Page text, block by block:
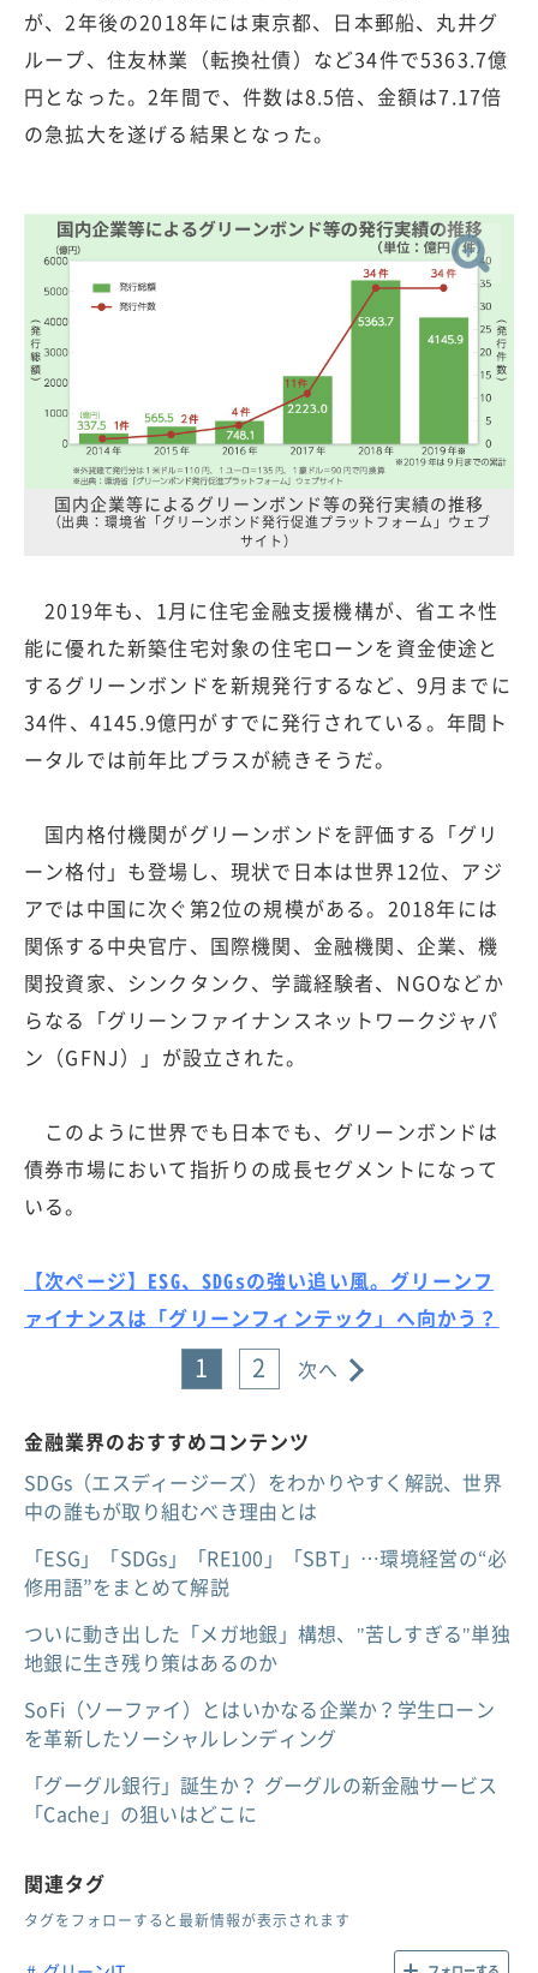
が、2年後の2018年には東京都、日本郵船、丸井グ
ループ、住友林業（転換社債）など34件で5363.7億
円となった。2年間で、件数は8.5倍、金額は7.17倍
の急拡大を遂げる結果となった。
国内企業等によるグリーンボンド等の発行実績の推移
（出典：環境省「グリーンボンド発行促進プラットフォーム」ウェブ
サイト）
2019年も、1月に住宅金融支援機構が、省エネ性
能に優れた新築住宅対象の住宅ローンを資金使途と
するグリーンボンドを新規発行するなど、9月までに
34件、4145.9億円がすでに発行されている。年間ト
ータルでは前年比プラスが続きそうだ。
国内格付機関がグリーンボンドを評価する「グリ
ーン格付」も登場し、現状で日本は世界12位、アジ
アでは中国に次ぐ第2位の規模がある。2018年には
関係する中央官庁、国際機関、金融機関、企業、機
関投資家、シンクタンク、学識経験者、NGOなどか
らなる「グリーンファイナンスネットワークジャパ
ン（GFNJ）」が設立された。
このように世界でも日本でも、グリーンボンドは
債券市場において指折りの成長セグメントになって
いる。
【次ページ】ESG、SDGsの強い追い風。グリーンフ
ァイナンスは「グリーンフィンテック」へ向かう？
1 2 次へ
金融業界のおすすめコンテンツ
SDGs（エスディージーズ）をわかりやすく解説、世界
中の誰もが取り組むべき理由とは
「ESG」「SDGs」「RE100」「SBT」…環境経営の“必
修用語”をまとめて解説
ついに動き出した「メガ地銀」構想、"苦しすぎる"単独
地銀に生き残り策はあるのか
SoFi（ソーファイ）とはいかなる企業か？学生ローン
を革新したソーシャルレンディング
「グーグル銀行」誕生か？ グーグルの新金融サービス
「Cache」の狙いはどこに
関連タグ
タグをフォローすると最新情報が表示されます